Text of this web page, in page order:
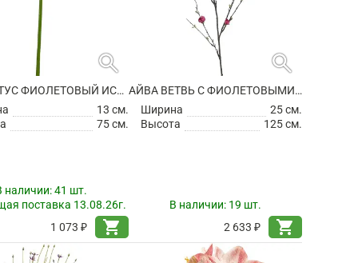
search
АГАПАНТУС ФИОЛЕТОВЫЙ ИСКУССТВЕННЫЙ
13 см.
75 см.
наличии:41 шт.
поставка 13.08.26г.
1 073 ₽
shopping_cart
search
АЙВА ВЕТВЬ С ФИОЛЕТОВЫМИ ЦВЕТАМИ ИСКУССТВЕННАЯ
Ширина
25 см.
Высота
125 см.
В наличии: 19 шт.
2 633 ₽
shopping_cart